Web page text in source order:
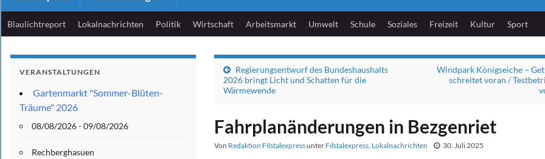
Blaulichtreport Lokalnachrichten Politik Wirtschaft Arbeitsmarkt Umwelt Schule Soziales Freizeit Kultur Sport
Regierungsentwurf des Bundeshaushalts
2026 bringt Licht und Schatten für die
Wärmewende
Windpark Königseiche –
schreitet voran /
Fahrplanänderungen in Bezgenriet
Von Redaktion Filstalexpressunter Filstalexpress, Lokalnachrichten 30. Juli 2025
VERANSTALTUNGEN
Gartenmarkt "Sommer-Blüten-
Träume" 2026
08/08/2026 - 09/08/2026
Rechberghasuen